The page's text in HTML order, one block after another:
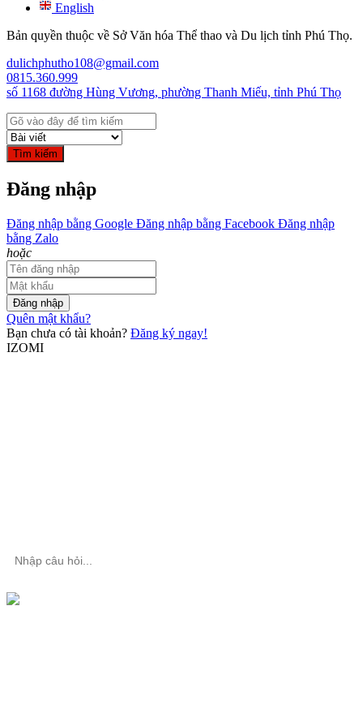
English
Bản quyền thuộc về Sở Văn hóa Thể thao và Du lịch tỉnh Phú Thọ.
dulichphutho108@gmail.com
0815.360.999
số 1168 đường Hùng Vương, phường Thanh Miếu, tỉnh Phú Thọ
Tìm kiếm
Đăng nhập
Đăng nhập bằng Google Đăng nhập bằng Facebook Đăng nhập
bằng Zalo
hoặc
Đăng nhập
Quên mật khẩu?
Bạn chưa có tài khoản? Đăng ký ngay!
IZOMI